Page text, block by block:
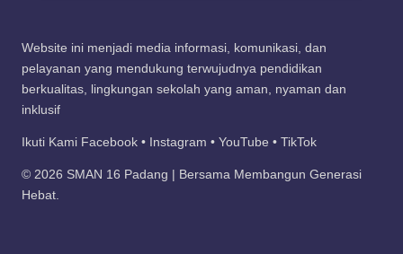
Website ini menjadi media informasi, komunikasi, dan
pelayanan yang mendukung terwujudnya pendidikan
berkualitas, lingkungan sekolah yang aman, nyaman dan
inklusif
Ikuti Kami Facebook • Instagram • YouTube • TikTok
© 2026 SMAN 16 Padang | Bersama Membangun Generasi
Hebat.